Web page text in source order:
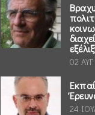
02
24